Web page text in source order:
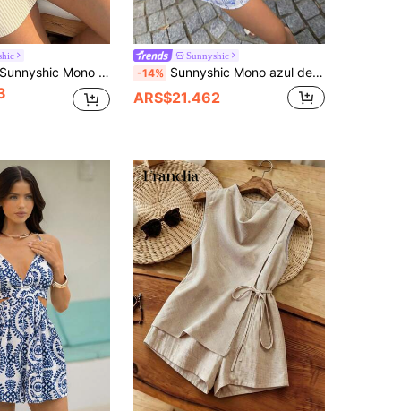
Sunnyshic Mono de tirantes finos sexy y elegante con nudo, abertura en la cintura y estampado de rayas azules y mariposas, adecuado para verano, playa y vacaciones
Sunnyshic
-14% Sunnyshic Mono azul de mujer para primavera/verano, estampado de estrella de mar, concha y bambú, escote bandeau, frente semiabierto, cintura ceñida, largo corto, versátil para paseo por la playa, compras, citas y uso casual diario
ARS$21.462